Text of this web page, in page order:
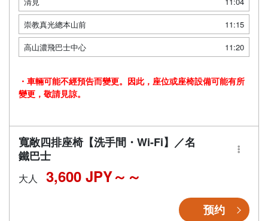
崇教真光總本山前
11:15
高山濃飛巴士中心
11:20
・車輛可能不經預告而變更。因此，座位或座椅設備可能有所
變更，敬請見諒。
寬敞四排座椅【洗手間・Wi-Fi】／名
鐵巴士
大人 3,600 JPY～
预约